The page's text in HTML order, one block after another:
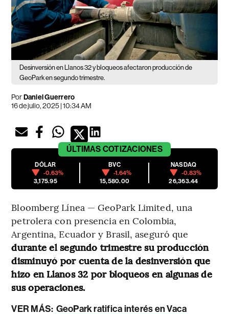
Desinversión en Llanos 32 y bloqueos afectaron producción de
GeoPark en segundo trimestre.
PorDaniel Guerrero
16 de julio, 2025 | 10:34 AM
ÚLTIMAS COTIZACIONES
DÓLAR
-0.63%
3,175.95
BVC
-1.64%
15,580.00
NASDAQ
-0.83%
26,363.44
Bloomberg Línea — GeoPark Limited, una
petrolera con presencia en Colombia,
Argentina, Ecuador y Brasil, aseguró que
durante el segundo trimestre su producción
disminuyó por cuenta de la desinversión que
hizo en Llanos 32 por bloqueos en algunas de
sus operaciones.
VER MÁS: GeoPark ratifica interés en Vaca